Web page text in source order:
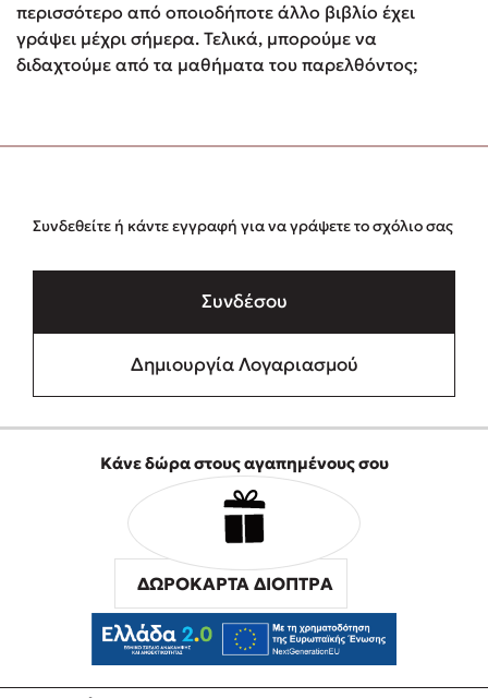
περισσότερο από οποιοδήποτε άλλο βιβλίο έχει
γράψει μέχρι σήμερα. Τελικά, μπορούμε να
διδαχτούμε από τα μαθήματα του παρελθόντος;
Συνδεθείτε ή κάντε εγγραφή για να γράψετε το σχόλιο σας
Συνδέσου
Δημιουργία Λογαριασμού
Κάνε δώρα στους αγαπημένους σου
ΔΩΡΟΚΑΡΤΑ ΔΙΟΠΤΡΑ